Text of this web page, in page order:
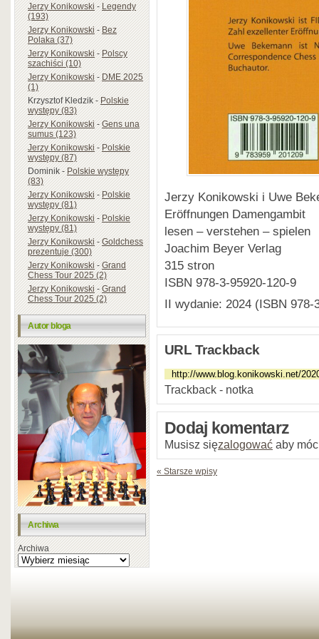
Jerzy Konikowski-Legendy
(193)
Jerzy Konikowski-Bez
Polaka (37)
Jerzy Konikowski-Polscy
szachiści (10)
Jerzy Konikowski-DME 2025
(1)
Krzysztof Kledzik-Polskie
występy (83)
Jerzy Konikowski-Gens una
sumus (123)
Jerzy Konikowski-Polskie
występy (87)
Dominik-Polskie występy
(83)
Jerzy Konikowski-Polskie
występy (81)
Jerzy Konikowski-Polskie
występy (81)
Jerzy Konikowski-Goldchess
prezentuje (300)
Jerzy Konikowski-Grand
Chess Tour 2025 (2)
Jerzy Konikowski-Grand
Chess Tour 2025 (2)
Autor bloga
Archiwa
Archiwa
Jerzy Konikowski i Uwe
Eröffnungen Damengambit
lesen – verstehen – spielen
Joachim Beyer Verlag
315 stron
ISBN 978-3-95920-120-9
II wydanie: 2024 (ISBN 978-
URL Trackback
Trackback - notka
Dodaj komentarz
Musisz sięzalogować aby
« Starsze wpisy